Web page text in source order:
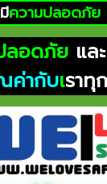
ความปลอดภัย
ลอดภัย และ
ค่ากับเราทุ